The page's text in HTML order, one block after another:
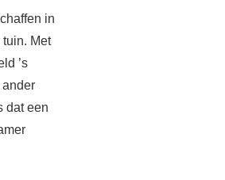
in
Met
’s
dat een